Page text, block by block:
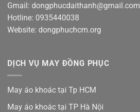
Gmail: dongphucdaithanh@gmail.com
Hotline: 0935440038
Website: dongphuchcm.org
DỊCH VỤ MAY ĐỒNG PHỤC
May áo khoác tại Tp HCM
May áo khoác tại TP Hà Nội